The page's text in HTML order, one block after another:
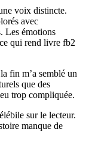
voix distincte.
avec
Les émotions
qui rend livre fb2
fin m’a semblé un
que des
trop compliquée.
sur le lecteur.
manque de